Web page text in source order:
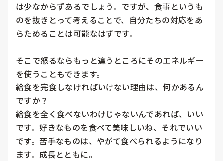
は少なからずあるでしょう。ですが、食事というも
のを抜きとって考えることで、自分たちの対応をあ
らためることは可能なはずです。
そこで怒るならもっと違うところにそのエネルギー
を使うこともできます。
給食を完食しなければいけない理由は、何かあるん
ですか？
給食を全く食べないわけじゃないんであれば、いい
です。好きなものを食べて美味しいね、それでいい
です。苦手なものは、やがて食べられるようになり
ます。成長とともに。